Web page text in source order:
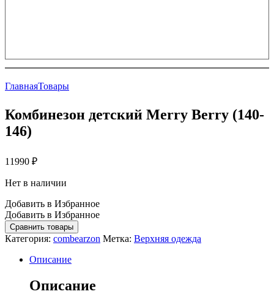
ГлавнаяТовары
Комбинезон детский Merry Berry (140-
146)
11990 ₽
Нет в наличии
Добавить в Избранное
Добавить в Избранное
Сравнить товары
Категория: combearzon Метка: Верхняя одежда
Описание
Описание